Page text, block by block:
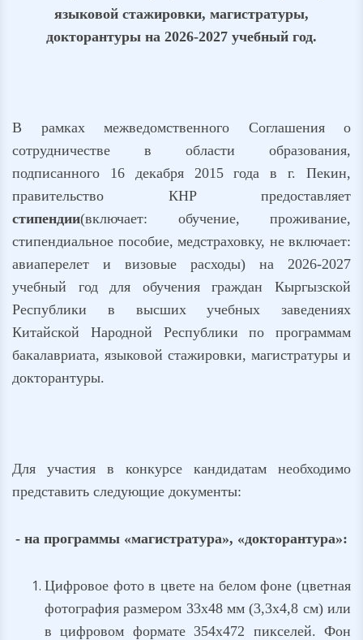
языковой стажировки, магистратуры,
докторантуры на 2026-2027 учебный год.
В рамках межведомственного Соглашения о
сотрудничестве в области образования,
подписанного 16 декабря 2015 года в г. Пекин,
правительство КНР предоставляет
стипендии(включает: обучение, проживание,
стипендиальное пособие, медстраховку, не включает:
авиаперелет и визовые расходы) на 2026-2027
учебный год для обучения граждан Кыргызской
Республики в высших учебных заведениях
Китайской Народной Республики по программам
бакалавриата, языковой стажировки, магистратуры и
докторантуры.
Для участия в конкурсе кандидатам необходимо
представить следующие документы:
- на программы «магистратура», «докторантура»:
Цифровое фото в цвете на белом фоне (цветная
фотография размером 33x48 мм (3,3x4,8 см) или
в цифровом формате 354х472 пикселей. Фон